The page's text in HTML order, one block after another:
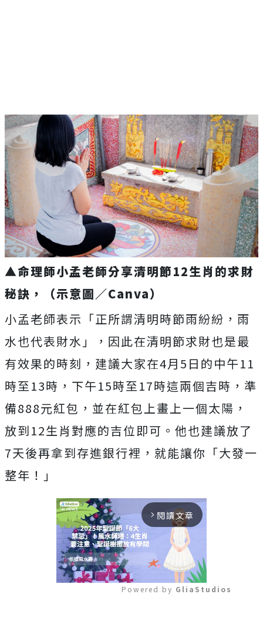
▲命理師小孟老師分享清明節12生肖的求財
秘訣，（示意圖／Canva）
小孟老師表示「正所謂清明時節雨紛紛，雨
水也代表財水」，因此在清明節求財也是最
有效果的時刻，建議大家在4月5日的中午11
時至13時，下午15時至17時這兩個吉時，準
備888元紅包，並在紅包上畫上一個太陽，
放到12生肖對應的吉位即可。他也建議放了
7天後再拿到存進銀行裡，就能讓你「大發一
整年！」
arrow_forward_ios 閱讀文章
Powered by GliaStudios